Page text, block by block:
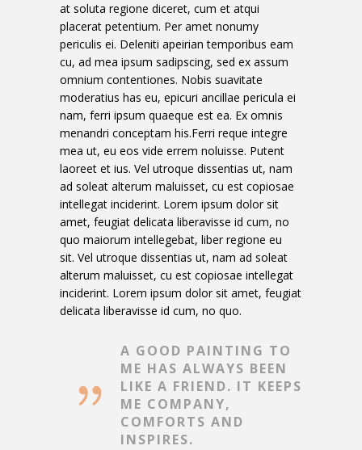
at soluta regione diceret, cum et atqui
placerat petentium. Per amet nonumy
periculis ei. Deleniti apeirian temporibus eam
cu, ad mea ipsum sadipscing, sed ex assum
omnium contentiones. Nobis suavitate
moderatius has eu, epicuri ancillae pericula ei
nam, ferri ipsum quaeque est ea. Ex omnis
menandri conceptam his.Ferri reque integre
mea ut, eu eos vide errem noluisse. Putent
laoreet et ius. Vel utroque dissentias ut, nam
ad soleat alterum maluisset, cu est copiosae
intellegat inciderint. Lorem ipsum dolor sit
amet, feugiat delicata liberavisse id cum, no
quo maiorum intellegebat, liber regione eu
sit. Vel utroque dissentias ut, nam ad soleat
alterum maluisset, cu est copiosae intellegat
inciderint. Lorem ipsum dolor sit amet, feugiat
delicata liberavisse id cum, no quo.
A GOOD PAINTING TO
ME HAS ALWAYS BEEN
LIKE A FRIEND. IT KEEPS
ME COMPANY,
COMFORTS AND
INSPIRES.